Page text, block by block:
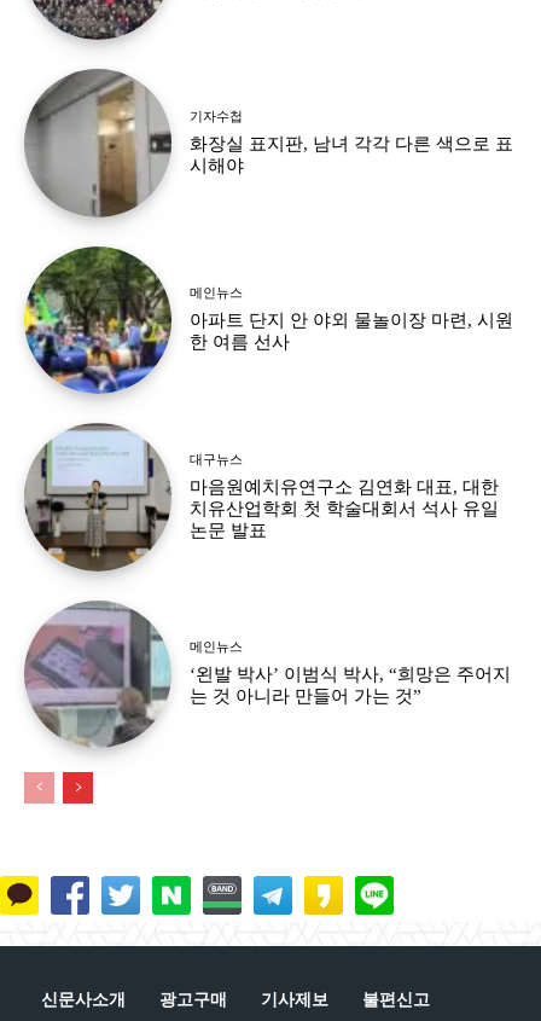
기자수첩
화장실 표지판, 남녀 각각 다른 색으로 표
시해야
메인뉴스
아파트 단지 안 야외 물놀이장 마련, 시원
한 여름 선사
대구뉴스
마음원예치유연구소 김연화 대표, 대한
치유산업학회 첫 학술대회서 석사 유일
논문 발표
메인뉴스
‘왼발 박사’ 이범식 박사, “희망은 주어지
는 것 아니라 만들어 가는 것”
신문사소개 광고구매 기사제보 불편신고